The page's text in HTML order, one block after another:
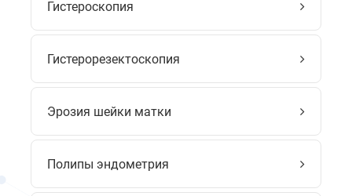
Гистероскопия
Гистерорезектоскопия
Эрозия шейки матки
Полипы эндометрия